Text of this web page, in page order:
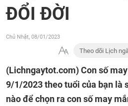
ĐỔI ĐỜI
Chủ Nhật, 08/01/2023
Theo dõi Lịch
(Lichngaytot.com)Con số
9/1/2023 theo tuổi của bạn là
nào để chọn ra con số may